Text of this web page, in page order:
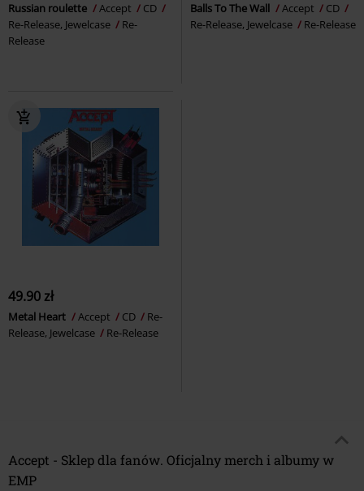
Russian roulette Accept
CD
Re-Release, Jewelcase
Re-
Release
Balls To The Wall Accept
CD
Re-Release, Jewelcase
Re-Release
49.90 zł
Metal Heart Accept CD
Re-
Release, Jewelcase
Re-Release
Accept - Sklep dla fanów. Oficjalny merch i albumy w
EMP